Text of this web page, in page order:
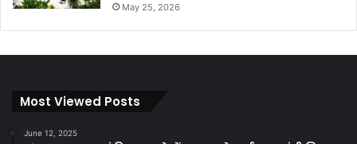
May 25, 2026
Most Viewed Posts
June 12, 2025